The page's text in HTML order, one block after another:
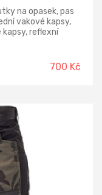
na opasek, pas
vakové kapsy,
reflexní
700 Kč